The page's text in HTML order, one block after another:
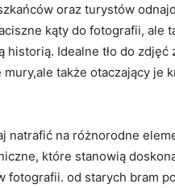
oraz turystów
kąty do ⁤fotografii, ale
‌historią. Idealne tło do zdjęć⁢
mury,ale także ⁣otaczający je
natrafić⁣ na​ różnorodne
‍które stanowią
fotografii. od starych bram‍